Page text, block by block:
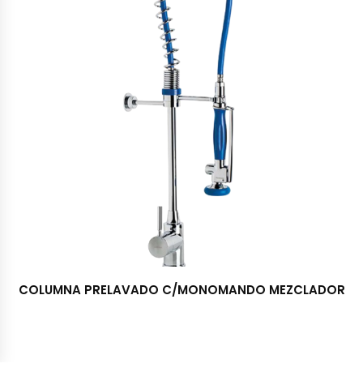
COLUMNA PRELAVADO C/MONOMANDO MEZCLADOR